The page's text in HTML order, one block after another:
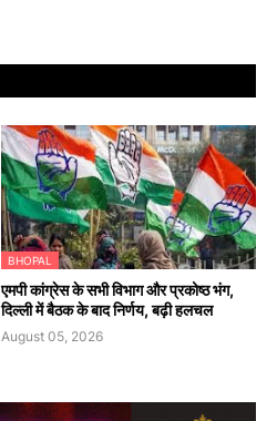
BHOPAL
एमपी कांग्रेस के सभी विभाग और प्रकोष्ठ भंग,
दिल्ली में बैठक के बाद निर्णय, बढ़ी हलचल
August 05, 2026